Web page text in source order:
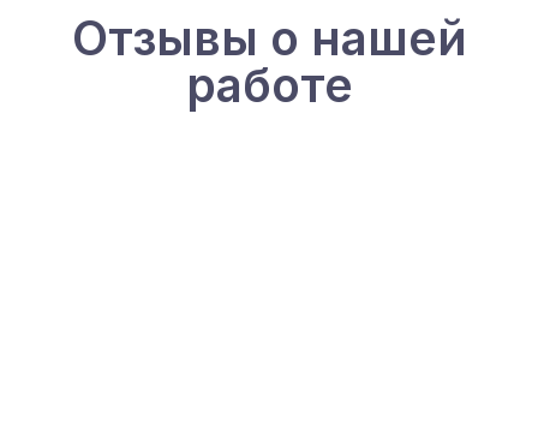
Отзывы о нашей
работе